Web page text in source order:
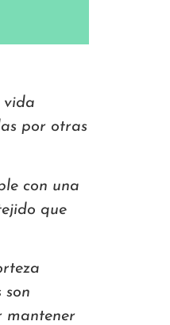
vida
por otras
con una
que
son
mantener